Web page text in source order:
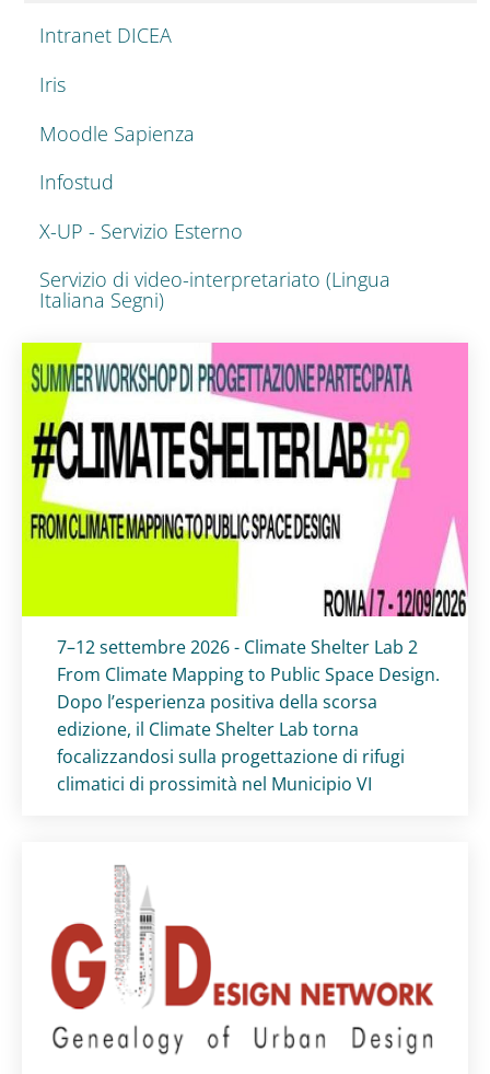
Intranet DICEA
Iris
Moodle Sapienza
Infostud
X-UP - Servizio Esterno
Servizio di video-interpretariato (Lingua
Italiana Segni)
Titolo card:
7–12 settembre 2026 - Climate Shelter Lab 2
From Climate Mapping to Public Space Design.
Dopo l’esperienza positiva della scorsa
edizione, il Climate Shelter Lab torna
focalizzandosi sulla progettazione di rifugi
climatici di prossimità nel Municipio VI